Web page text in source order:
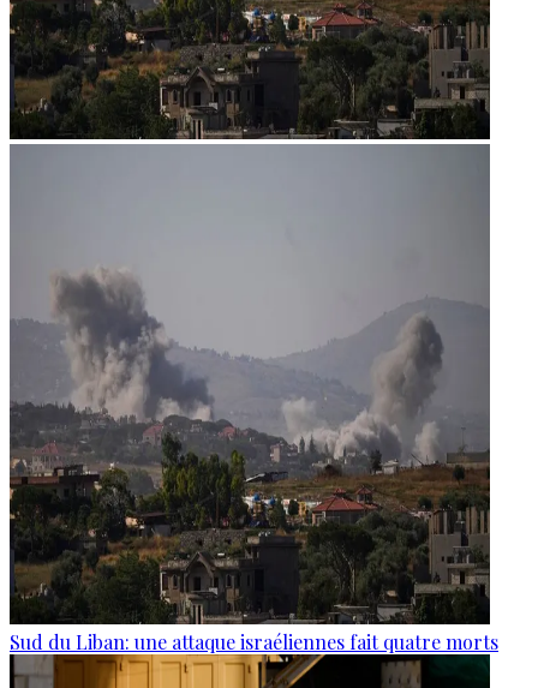
Sud du Liban: une attaque israéliennes fait quatre morts